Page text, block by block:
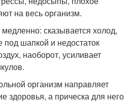
на весь организм.
сказывается холод,
шапкой и недостаток
наоборот, усиливает
организм направляет
здоровья, а прическа для него